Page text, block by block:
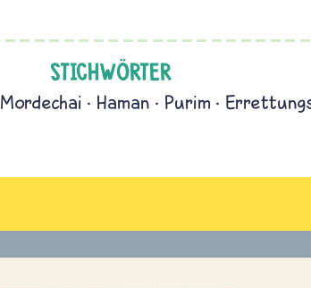
STICHWÖRTER
Mordechai Haman Purim